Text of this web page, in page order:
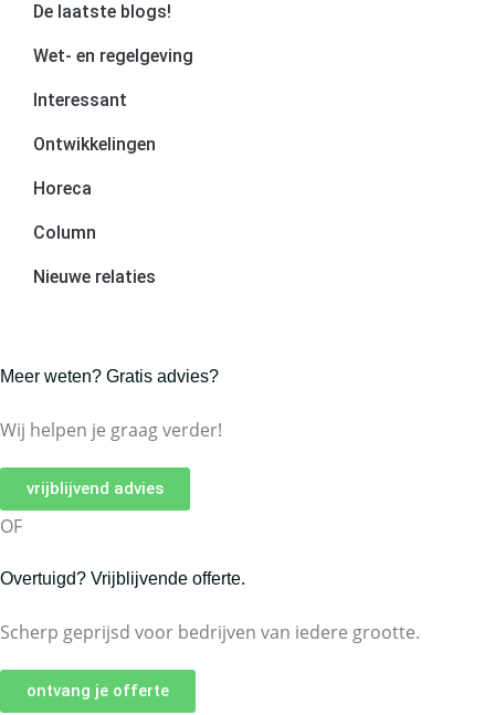
De laatste blogs!
Wet- en regelgeving
Interessant
Ontwikkelingen
Horeca
Column
Nieuwe relaties
Meer weten? Gratis advies?
Wij helpen je graag verder!
vrijblijvend advies
OF
Overtuigd? Vrijblijvende offerte.
Scherp geprijsd voor bedrijven van iedere grootte.
ontvang je offerte